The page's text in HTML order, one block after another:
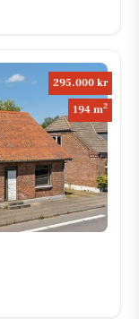
295.000 kr
194 m2